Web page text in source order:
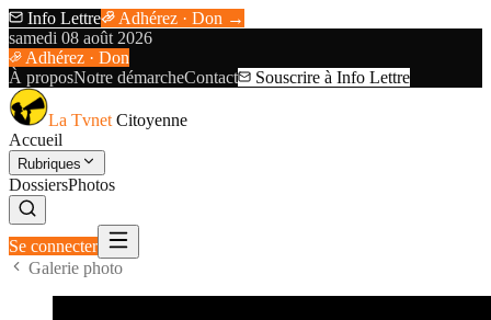
Info Lettre
Adhérez · Don →
samedi 08 août 2026
Adhérez · Don
À proposNotre démarcheContact Souscrire à Info Lettre
La Tvnet Citoyenne
Accueil
Rubriques
DossiersPhotos
Se connecter
Galerie photo